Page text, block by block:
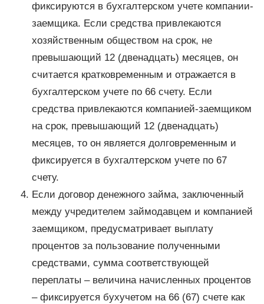
фиксируются в бухгалтерском учете компании-
заемщика. Если средства привлекаются
хозяйственным обществом на срок, не
превышающий 12 (двенадцать) месяцев, он
считается кратковременным и отражается в
бухгалтерском учете по 66 счету. Если
средства привлекаются компанией-заемщиком
на срок, превышающий 12 (двенадцать)
месяцев, то он является долговременным и
фиксируется в бухгалтерском учете по 67
счету.
Если договор денежного займа, заключенный
между учредителем займодавцем и компанией
заемщиком, предусматривает выплату
процентов за пользование полученными
средствами, сумма соответствующей
переплаты – величина начисленных процентов
– фиксируется бухучетом на 66 (67) счете как